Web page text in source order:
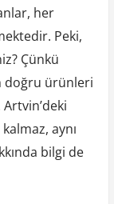
her
Peki,
Çünkü
ürünleri
aynı
bilgi de